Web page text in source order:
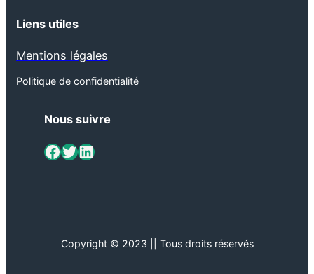
Liens utiles
Mentions légales
Politique de confidentialité
Nous suivre
ViaMétiers sur Facebook Twitter LinkedIn
Copyright © 2023 || Tous droits réservés